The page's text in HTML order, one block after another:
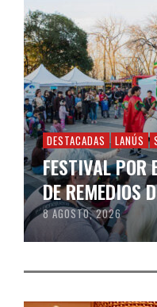
DESTACADAS LANÚS
FESTIVAL POR
DE REMEDIOS
8 AGOSTO, 2026